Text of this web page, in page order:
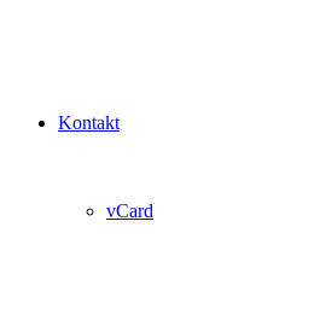
Kontakt
vCard